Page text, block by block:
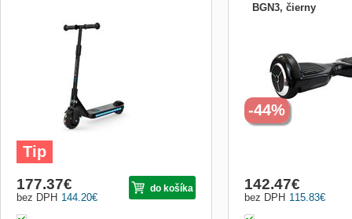
144.20€
bez DPH
177.37€ do košíka
Tip
BGN3, čierny
na krátke vzdialenosti.
osadený dvomi motormi
350W, gyroskopom a
115.83€
bez DPH
142.47€
-44%